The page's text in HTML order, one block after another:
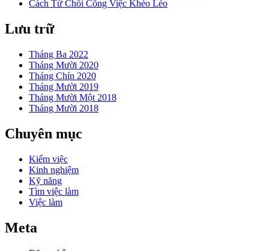
Cách Từ Chối Công Việc Khéo Léo
Lưu trữ
Tháng Ba 2022
Tháng Mười 2020
Tháng Chín 2020
Tháng Mười 2019
Tháng Mười Một 2018
Tháng Mười 2018
Chuyên mục
Kiếm việc
Kinh nghiệm
Kỹ năng
Tìm việc làm
Việc làm
Meta